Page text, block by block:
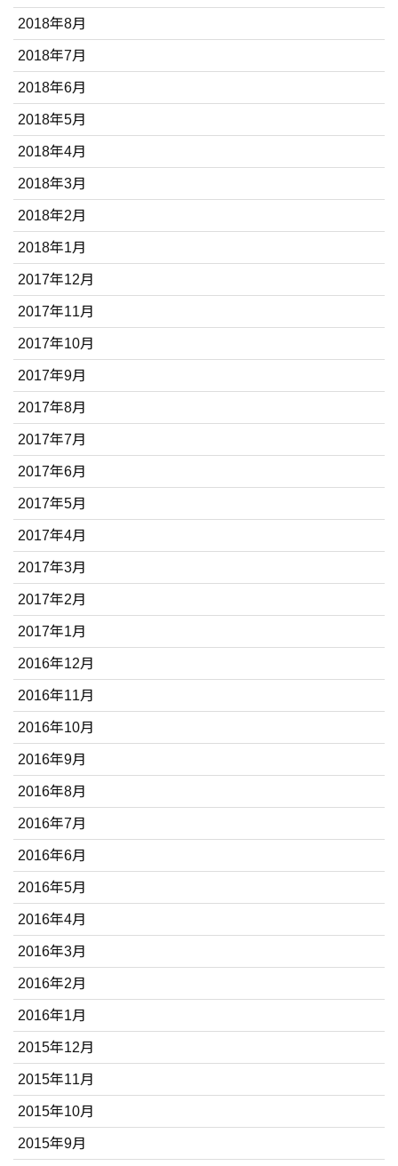
2018年8月
2018年7月
2018年6月
2018年5月
2018年4月
2018年3月
2018年2月
2018年1月
2017年12月
2017年11月
2017年10月
2017年9月
2017年8月
2017年7月
2017年6月
2017年5月
2017年4月
2017年3月
2017年2月
2017年1月
2016年12月
2016年11月
2016年10月
2016年9月
2016年8月
2016年7月
2016年6月
2016年5月
2016年4月
2016年3月
2016年2月
2016年1月
2015年12月
2015年11月
2015年10月
2015年9月